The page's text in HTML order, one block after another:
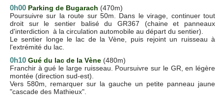
0h00 Parking de Bugarach (470m)
Poursuivre sur la route sur 50m. Dans le virage, continuer tout
droit sur le sentier balisé du GR367 (chaine et panneaux
d'interdiction à la circulation automobile au départ du sentier).
Le sentier longe le lac de la Vène, puis rejoint un ruisseau à
l'extrémité du lac.
0h10 Gué du lac de la Vène (480m)
Franchir à gué le large ruisseau. Poursuivre sur le GR, en légère
montée (direction sud-est).
Vers 580m, remarquer sur la gauche un petite panneau jaune
"cascade des Mathieux".